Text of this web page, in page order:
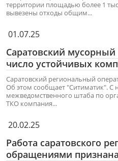
территории площадью более 1
вывезены отходы общим...
01.07.25
Саратовский мусорный
число устойчивых
Саратовский региональный
Об этом сообщает "Ситиматик". С
межведомственного штаба по
ТКО компания...
20.02.25
Работа саратовского
обращениями